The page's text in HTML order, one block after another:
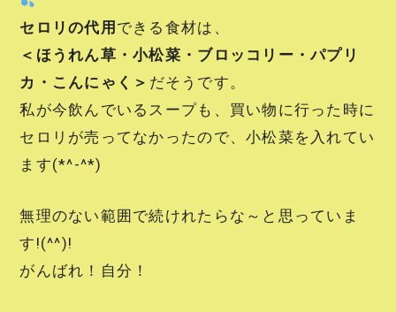
セロリの代用 できる食材は、
＜ほうれん草・小松菜・ブロッコリー・パプリ
カ・こんにゃく＞ だそうです。
私が今飲んでいるスープも、買い物に行った時に
セロリが売ってなかったので、小松菜を入れてい
ます(*^-^*)
無理のない範囲で続けれたらな～と思っていま
す!(^^)!
がんばれ！自分！